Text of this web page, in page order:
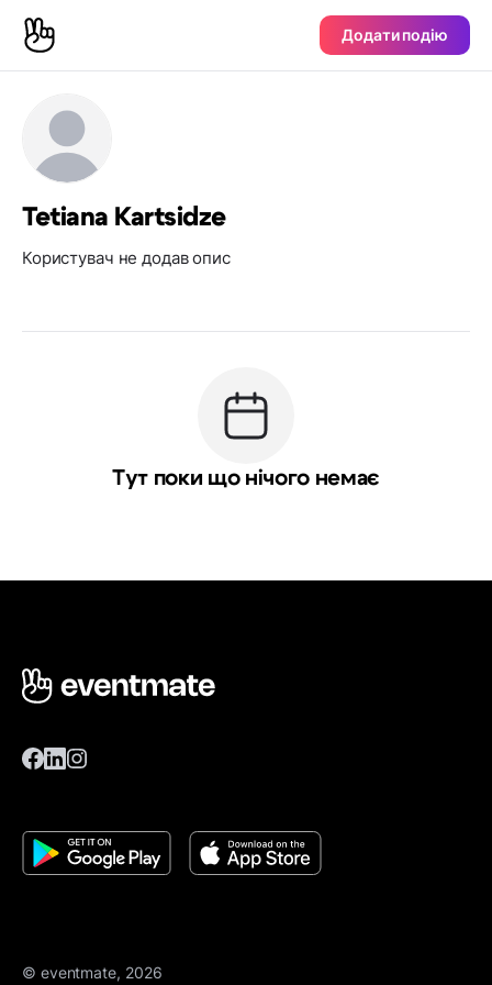
Додати подію
Tetiana Kartsidze
Користувач не додав опис
Тут поки що нічого немає
© eventmate, 2026